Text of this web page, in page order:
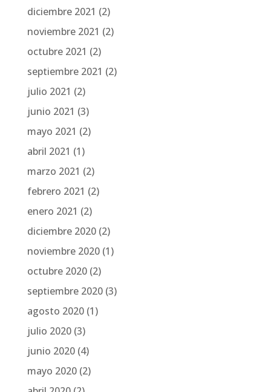
diciembre 2021 (2)
noviembre 2021 (2)
octubre 2021 (2)
septiembre 2021 (2)
julio 2021 (2)
junio 2021 (3)
mayo 2021 (2)
abril 2021 (1)
marzo 2021 (2)
febrero 2021 (2)
enero 2021 (2)
diciembre 2020(2)
noviembre 2020(1)
octubre 2020(2)
septiembre 2020(3)
agosto 2020(1)
julio 2020(3)
junio 2020(4)
mayo 2020(2)